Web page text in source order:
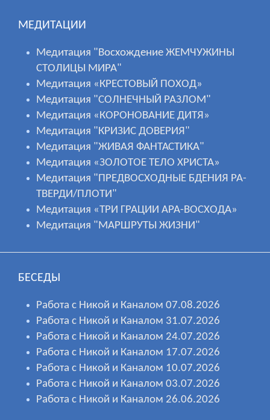
МЕДИТАЦИИ
Медитация "Восхождение ЖЕМЧУЖИНЫ
СТОЛИЦЫ МИРА"
Медитация «КРЕСТОВЫЙ ПОХОД»
Медитация "СОЛНЕЧНЫЙ РАЗЛОМ"
Медитация «КОРОНОВАНИЕ ДИТЯ»
Медитация "КРИЗИС ДОВЕРИЯ"
Медитация "ЖИВАЯ ФАНТАСТИКА"
Медитация «ЗОЛОТОЕ ТЕЛО ХРИСТА»
Медитация "ПРЕДВОСХОДНЫЕ БДЕНИЯ РА-
ТВЕРДИ/ПЛОТИ"
Медитация «ТРИ ГРАЦИИ АРА-ВОСХОДА»
Медитация "МАРШРУТЫ ЖИЗНИ"
БЕСЕДЫ
Работа с Никой и Каналом 07.08.2026
Работа с Никой и Каналом 31.07.2026
Работа с Никой и Каналом 24.07.2026
Работа с Никой и Каналом 17.07.2026
Работа с Никой и Каналом 10.07.2026
Работа с Никой и Каналом 03.07.2026
Работа с Никой и Каналом 26.06.2026